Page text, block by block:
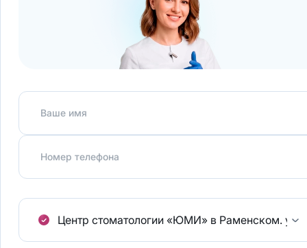
Ваше имя
Номер телефона
Центр стоматологии «ЮМИ» в Раменском. ул.